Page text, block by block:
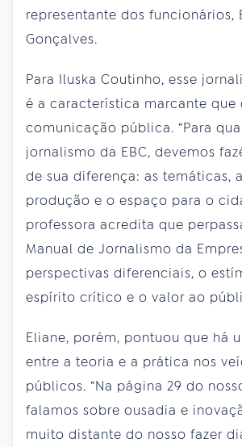
representante dos funcionários,
Gonçalves.
Para Iluska Coutinho, esse
é a característica marcante que
comunicação pública. “Para
jornalismo da EBC, devemos
de sua diferença: as temáticas,
produção e o espaço para o
professora acredita que
Manual de Jornalismo da
perspectivas diferenciais, o
espírito crítico e o valor ao
Eliane, porém, pontuou que há
entre a teoria e a prática nos
públicos. “Na página 29 do
falamos sobre ousadia e
muito distante do nosso fazer